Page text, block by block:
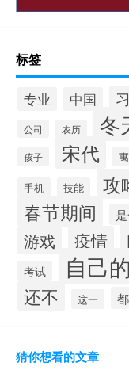
标签
专业 中国
公司 农历 冬
孩子 宋代
手机 技能 攻
春节期间
游戏 疫情
考试
自己的
还不 这一
猜你想看的文章